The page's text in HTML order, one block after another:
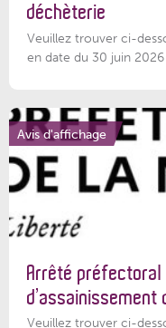
déchèterie
Veuillez trouver ci-
en date du 30 juin 2026
Avis d'affichage
Arrêté
d’assainissement
Veuillez trouver ci-